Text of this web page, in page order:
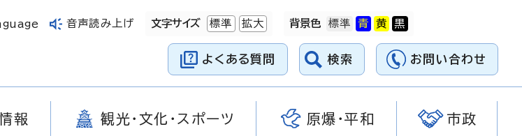
音声読み上げ 文字サイズ 標準 拡大 背景色
よくある質問 検索 お問い合わせ
報 観光・文化・スポーツ 原爆・平和 市政